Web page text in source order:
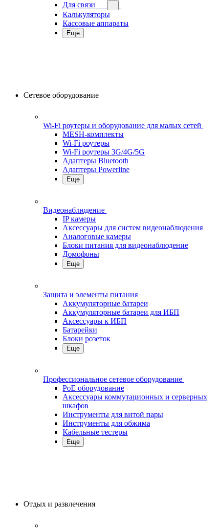
Для связи
Калькуляторы
Кассовые аппараты
Еще
Сетевое оборудование
Wi-Fi роутеры и оборудование для малых сетей
MESH-комплекты
Wi-Fi роутеры
Wi-Fi роутеры 3G/4G/5G
Адаптеры Bluetooth
Адаптеры Powerline
Еще
Видеонаблюдение
IP камеры
Аксессуары для систем видеонаблюдения
Аналоговые камеры
Блоки питания для видеонаблюдение
Домофоны
Еще
Защита и элементы питания
Аккумуляторные батареи
Аккумуляторные батареи для ИБП
Аксессуары к ИБП
Батарейки
Блоки розеток
Еще
Профессиональное сетевое оборудование
PoE оборудование
Аксессуары коммутационных и серверных
шкафов
Инструменты для витой пары
Инструменты для обжима
Кабельные тестеры
Еще
Отдых и развлечения